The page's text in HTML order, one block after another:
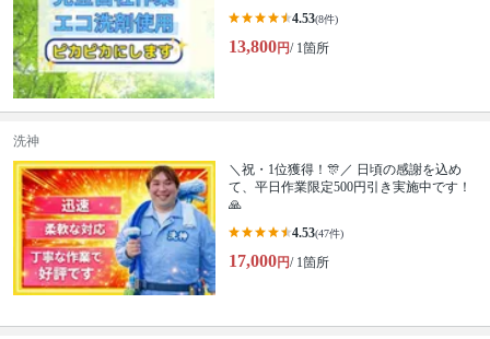
4.53(8件)
13,800円/ 1箇所
洗神
＼祝・1位獲得！🎊／ 日頃の感謝を込め
て、平日作業限定500円引き実施中です！
🙏
4.53(47件)
17,000円/ 1箇所